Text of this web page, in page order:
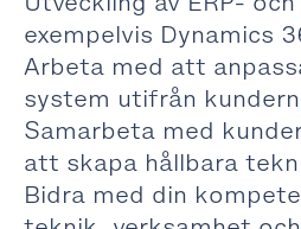
exempelvis Dynamics
Arbeta med att
system utifrån
Samarbeta med
att skapa hållbara
Bidra med din